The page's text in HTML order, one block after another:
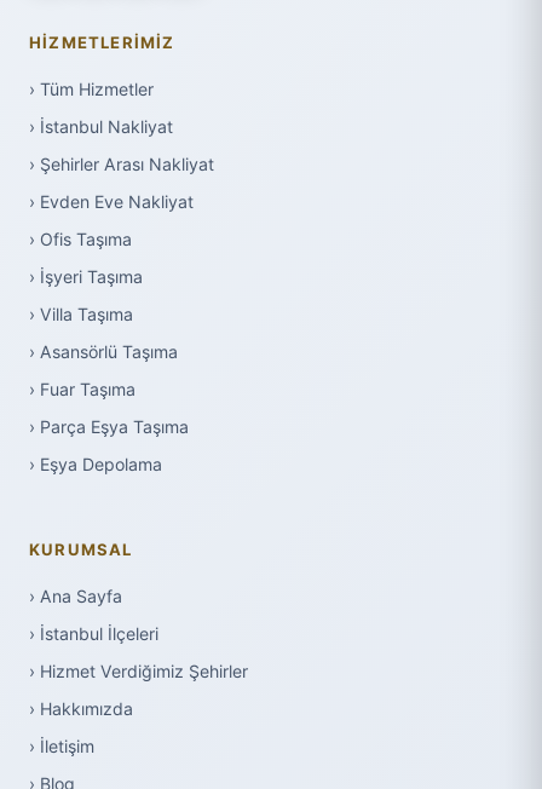
HIZMETLERIMIZ
› Tüm Hizmetler
› İstanbul Nakliyat
› Şehirler Arası Nakliyat
› Evden Eve Nakliyat
› Ofis Taşıma
› İşyeri Taşıma
› Villa Taşıma
› Asansörlü Taşıma
› Fuar Taşıma
› Parça Eşya Taşıma
› Eşya Depolama
KURUMSAL
› Ana Sayfa
› İstanbul İlçeleri
› Hizmet Verdiğimiz Şehirler
› Hakkımızda
› İletişim
› Blog